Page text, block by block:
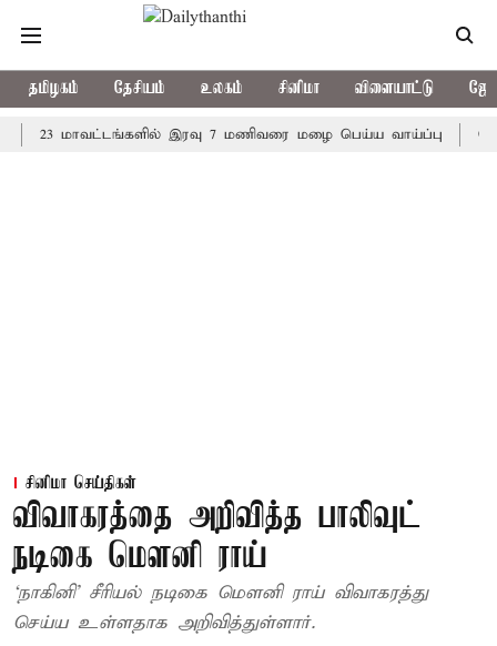
தமிழகம் தேசியம் உலகம் சினிமா விளையாட்டு
23 மாவட்டங்களில் இரவு 7 மணிவரை மழை பெய்ய வாய்ப்பு
சினிமா செய்திகள்
விவாகரத்தை அறிவித்த பாலிவுட்
நடிகை மௌனி ராய்
‘நாகினி’ சீரியல் நடிகை மௌனி ராய் விவாகரத்து
செய்ய உள்ளதாக அறிவித்துள்ளார்.